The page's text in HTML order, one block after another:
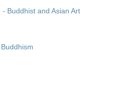
Buddhist and Asian Art